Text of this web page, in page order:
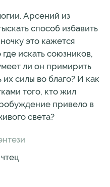
Арсений из
способ избавить
это кажется
искать союзников,
ли он примирить
силы во благо? И как
того, кто жил
привело в
света?